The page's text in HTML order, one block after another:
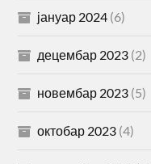
јануар 2024 (6)
децембар 2023 (2)
новембар 2023 (5)
октобар 2023 (4)